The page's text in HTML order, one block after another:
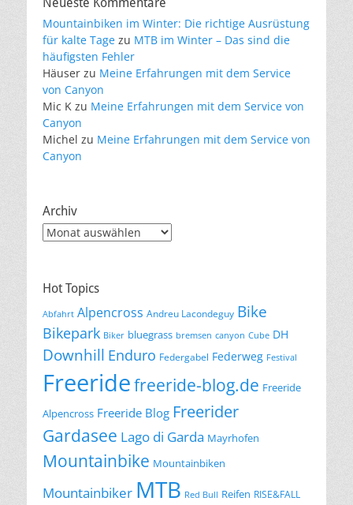
Mountainbiken im Winter: Die richtige Ausrüstung
für kalte Tage zu MTB im Winter – Das sind die
häufigsten Fehler
Häuser zu Meine Erfahrungen mit dem Service
von Canyon
Mic K zu Meine Erfahrungen mit dem Service von
Canyon
Michel zu Meine Erfahrungen mit dem Service von
Canyon
Archiv
Archiv
Hot Topics
Abfahrt Alpencross Andreu Lacondeguy Bike
Bikepark Biker bluegrass bremsen canyon Cube DH
Downhill Enduro Federgabel Federweg Festival
Freeridefreeride-blog.de Freeride
Alpencross Freeride Blog Freerider
Gardasee Lago di Garda Mayrhofen
Mountainbike Mountainbiken
Mountainbiker MTB Red Bull Reifen RISE&FALL